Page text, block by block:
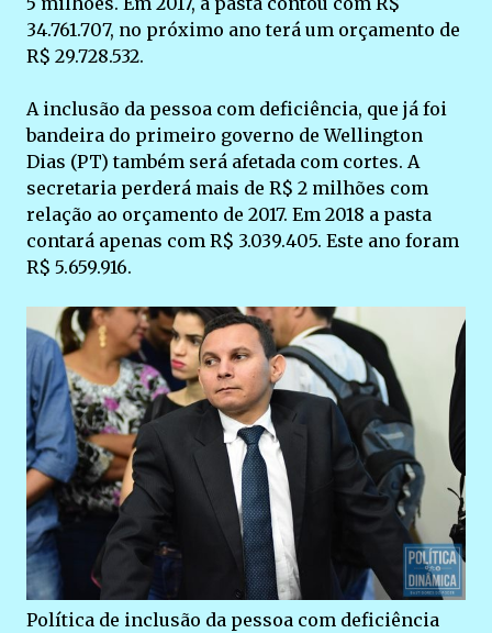
34.761.707, no próximo ano terá um orçamento de
R$ 29.728.532.
A inclusão da pessoa com deficiência, que já foi
bandeira do primeiro governo de Wellington
Dias (PT) também será afetada com cortes. A
secretaria perderá mais de R$ 2 milhões com
relação ao orçamento de 2017. Em 2018 a pasta
contará apenas com R$ 3.039.405. Este ano foram
R$ 5.659.916.
Política de inclusão da pessoa com deficiência